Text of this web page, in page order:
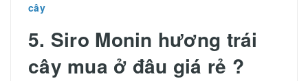
cây
5. Siro Monin hương trái
cây mua ở đâu giá rẻ ?